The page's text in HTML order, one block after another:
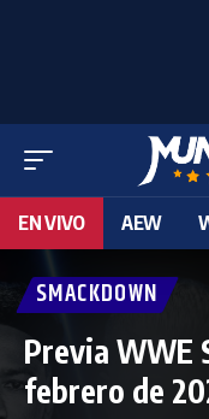
EN VIVO AEW
SMACKDOWN
Previa WWE
febrero de